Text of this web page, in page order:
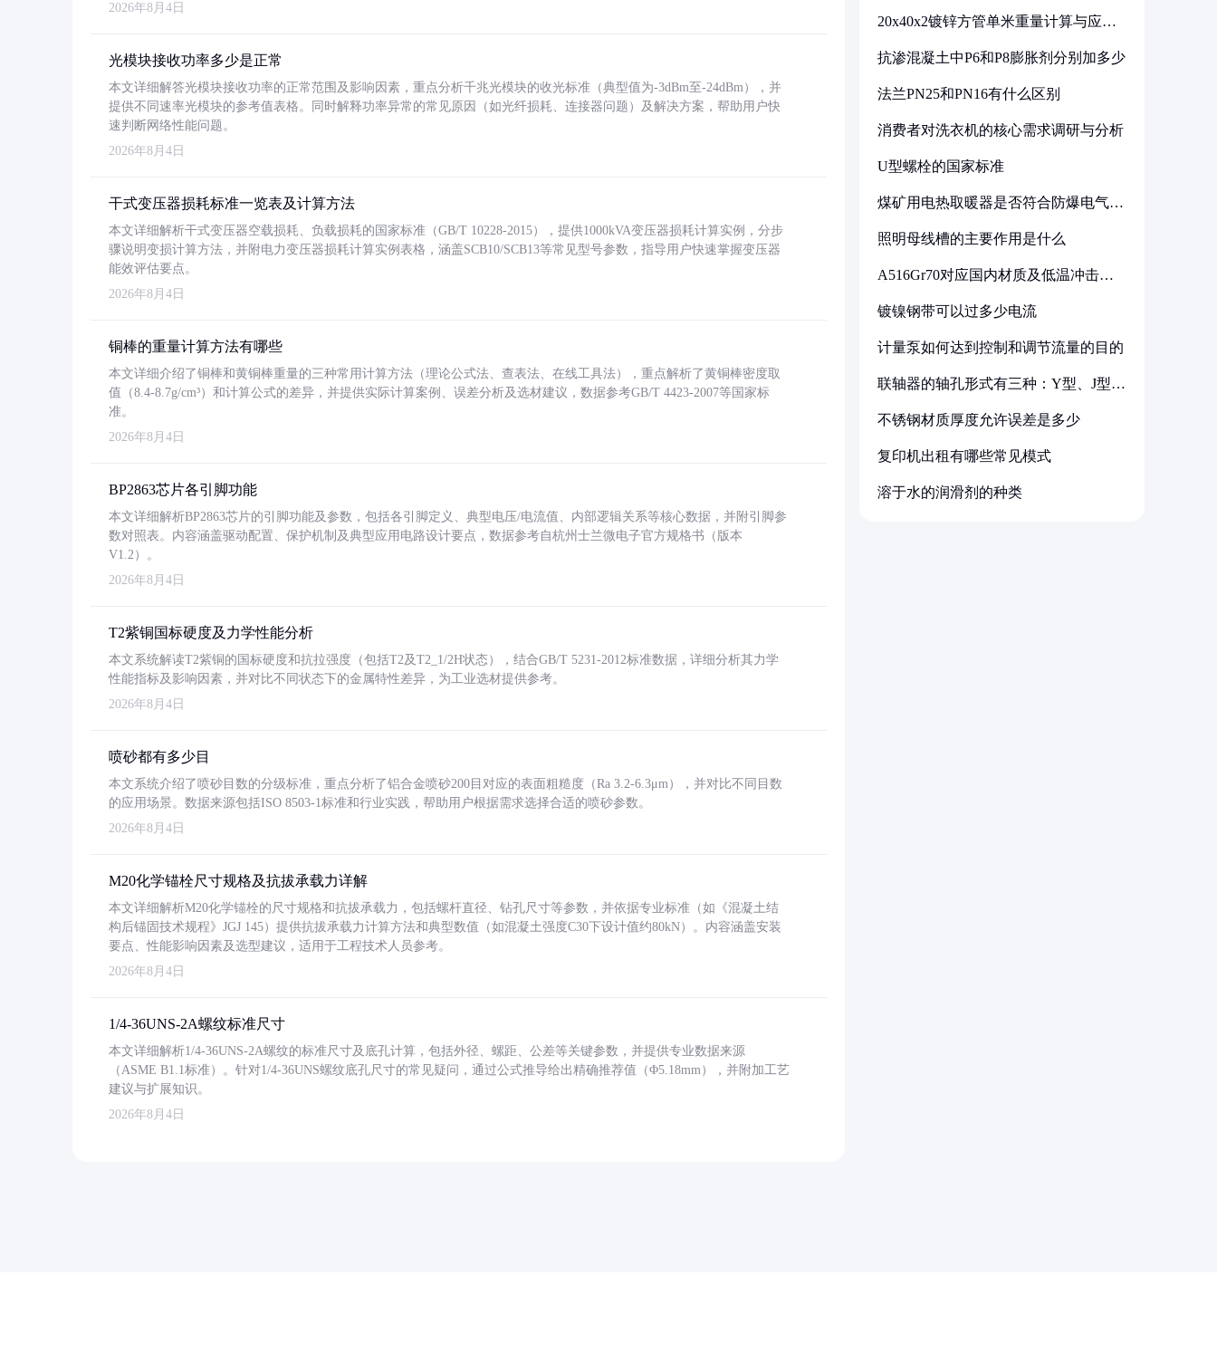
2026年8月4日
光模块接收功率多少是正常
本文详细解答光模块接收功率的正常范围及影响因素，重点分析千兆光模块的收光标准（典型值为-3dBm至-24dBm），并
提供不同速率光模块的参考值表格。同时解释功率异常的常见原因（如光纤损耗、连接器问题）及解决方案，帮助用户快
速判断网络性能问题。
2026年8月4日
干式变压器损耗标准一览表及计算方法
本文详细解析干式变压器空载损耗、负载损耗的国家标准（GB/T 10228-2015），提供1000kVA变压器损耗计算实例，分步
骤说明变损计算方法，并附电力变压器损耗计算实例表格，涵盖SCB10/SCB13等常见型号参数，指导用户快速掌握变压器
能效评估要点。
2026年8月4日
铜棒的重量计算方法有哪些
本文详细介绍了铜棒和黄铜棒重量的三种常用计算方法（理论公式法、查表法、在线工具法），重点解析了黄铜棒密度取
值（8.4-8.7g/cm³）和计算公式的差异，并提供实际计算案例、误差分析及选材建议，数据参考GB/T 4423-2007等国家标
准。
2026年8月4日
BP2863芯片各引脚功能
本文详细解析BP2863芯片的引脚功能及参数，包括各引脚定义、典型电压/电流值、内部逻辑关系等核心数据，并附引脚参
数对照表。内容涵盖驱动配置、保护机制及典型应用电路设计要点，数据参考自杭州士兰微电子官方规格书（版本
V1.2）。
2026年8月4日
T2紫铜国标硬度及力学性能分析
本文系统解读T2紫铜的国标硬度和抗拉强度（包括T2及T2_1/2H状态），结合GB/T 5231-2012标准数据，详细分析其力学
性能指标及影响因素，并对比不同状态下的金属特性差异，为工业选材提供参考。
2026年8月4日
喷砂都有多少目
本文系统介绍了喷砂目数的分级标准，重点分析了铝合金喷砂200目对应的表面粗糙度（Ra 3.2-6.3μm），并对比不同目数
的应用场景。数据来源包括ISO 8503-1标准和行业实践，帮助用户根据需求选择合适的喷砂参数。
2026年8月4日
M20化学锚栓尺寸规格及抗拔承载力详解
本文详细解析M20化学锚栓的尺寸规格和抗拔承载力，包括螺杆直径、钻孔尺寸等参数，并依据专业标准（如《混凝土结
构后锚固技术规程》JGJ 145）提供抗拔承载力计算方法和典型数值（如混凝土强度C30下设计值约80kN）。内容涵盖安装
要点、性能影响因素及选型建议，适用于工程技术人员参考。
2026年8月4日
1/4-36UNS-2A螺纹标准尺寸
本文详细解析1/4-36UNS-2A螺纹的标准尺寸及底孔计算，包括外径、螺距、公差等关键参数，并提供专业数据来源
（ASME B1.1标准）。针对1/4-36UNS螺纹底孔尺寸的常见疑问，通过公式推导给出精确推荐值（Φ5.18mm），并附加工艺
建议与扩展知识。
2026年8月4日
20x40x2镀锌方管单米重量计算与应用
抗渗混凝土中P6和P8膨胀剂分别加多少
法兰PN25和PN16有什么区别
消费者对洗衣机的核心需求调研与分析
U型螺栓的国家标准
煤矿用电热取暖器是否符合防爆电气设
照明母线槽的主要作用是什么
A516Gr70对应国内材质及低温冲击要
镀镍钢带可以过多少电流
计量泵如何达到控制和调节流量的目的
联轴器的轴孔形式有三种：Y型、J型、
不锈钢材质厚度允许误差是多少
复印机出租有哪些常见模式
溶于水的润滑剂的种类